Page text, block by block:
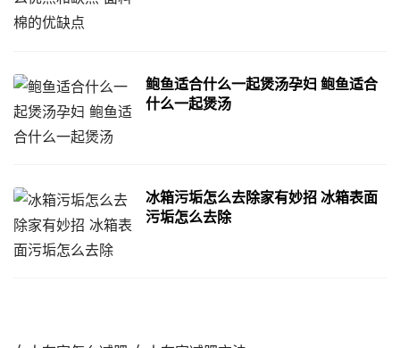
鲍鱼适合什么一起煲汤孕妇 鲍鱼适合
什么一起煲汤
冰箱污垢怎么去除家有妙招 冰箱表面
污垢怎么去除